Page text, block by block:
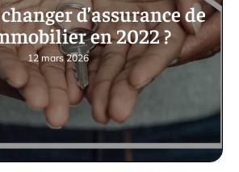
d’assurance de
en 2022 ?
12 mars 2026